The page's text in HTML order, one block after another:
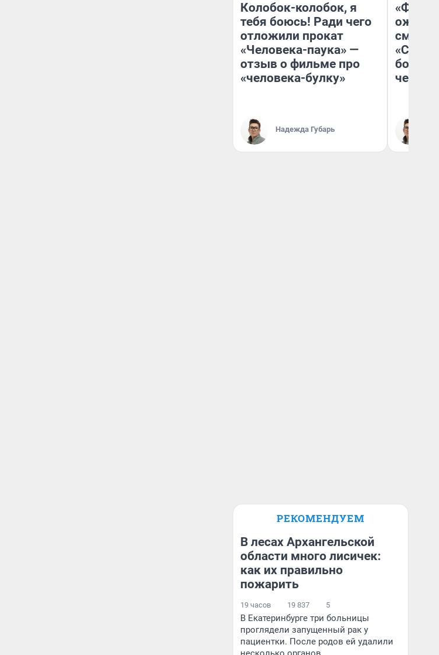
Колобок-колобок, я
тебя боюсь! Ради чего
отложили прокат
«Человека-паука» —
отзыв о фильме про
«человека-булку»
Надежда Губарь
РЕКОМЕНДУЕМ
В лесах Архангельской
области много лисичек:
как их правильно
пожарить
19 часов 19 837 5
В Екатеринбурге три больницы
проглядели запущенный рак у
пациентки. После родов ей удалили